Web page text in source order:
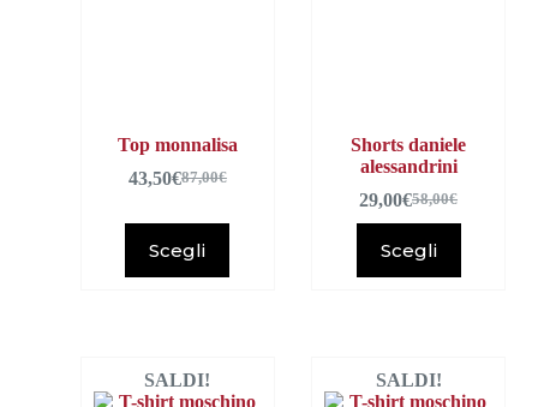
Top monnalisa
87,00€
43,50€
Scegli
Shorts daniele
alessandrini
58,00€
29,00€
Scegli
SALDI! SALDI!